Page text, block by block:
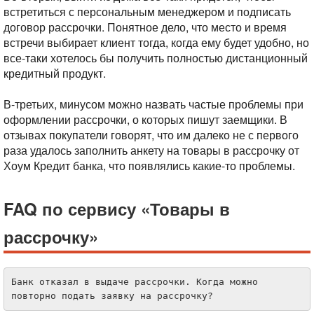
встретиться с персональным менеджером и подписать
договор рассрочки. Понятное дело, что место и время
встречи выбирает клиент тогда, когда ему будет удобно, но
все-таки хотелось бы получить полностью дистанционный
кредитный продукт.
В-третьих, минусом можно назвать частые проблемы при
оформлении рассрочки, о которых пишут заемщики. В
отзывах покупатели говорят, что им далеко не с первого
раза удалось заполнить анкету на товары в рассрочку от
Хоум Кредит банка, что появлялись какие-то проблемы.
FAQ по сервису «Товары в
рассрочку»
Банк отказал в выдаче рассрочки. Когда можно
повторно подать заявку на рассрочку?